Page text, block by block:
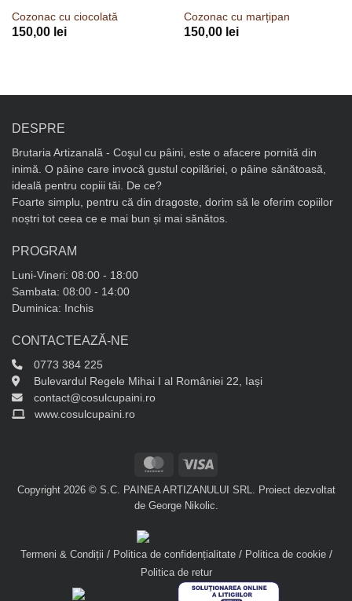
Cozonac cu ciocolată
150,00 lei
Cozonac cu marțipan
150,00 lei
DESPRE
Brutaria Artizanală - Coşul cu pâini, este o afacere pornită din
inimă. O pâine care invocă gustul copilăriei, o pâine sănătoasă,
ideală pentru copiii tăi. De ce?
Foarte simplu, pentru că din dragoste, dorim să le oferim copiilor
noștri tot ceea ce e mai bun și mai sănătos.
PROGRAM
Luni-Vineri: 08:00 - 18:00
Sambata: 08:00 - 14:00
Duminica: Inchis
CONTACTEAZĂ-NE
0773 384 225
Bulevardul Regele Mihai I al României 22, Iași
contact@cosulcupaini.ro
www.cosulcupaini.ro
MasterCard
Copyright 2026 © S.C. PAINEA ARTIZANULUI SRL. Proiect dezvoltat
de George Nikolic.
Termeni & Condiții / Politica de confidențialitate/ Politica de cookie/
Politica de retur